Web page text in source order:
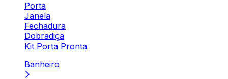
Porta
Janela
Fechadura
Dobradiça
Kit Porta Pronta
Banheiro